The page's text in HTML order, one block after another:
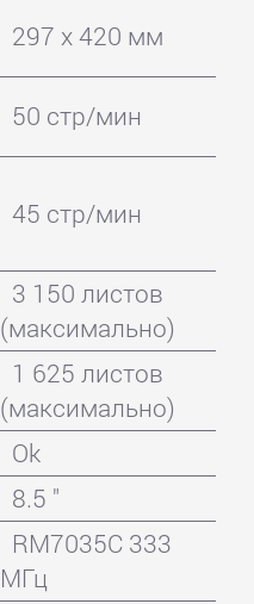
297 x 420 мм
50 стр/мин
45 стр/мин
3 150 листов
(максимально)
1 625 листов
(максимально)
Ok
8.5 "
RM7035C 333
МГц